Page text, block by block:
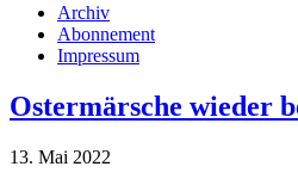
Archiv
Abonnement
Impressum
Ostermärsche wieder
13. Mai 2022